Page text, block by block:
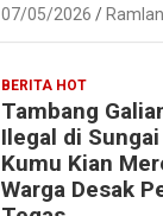
07/05/2026
BERITA HOT
Tambang
Ilegal di
Kumu Kian
Warga Desak